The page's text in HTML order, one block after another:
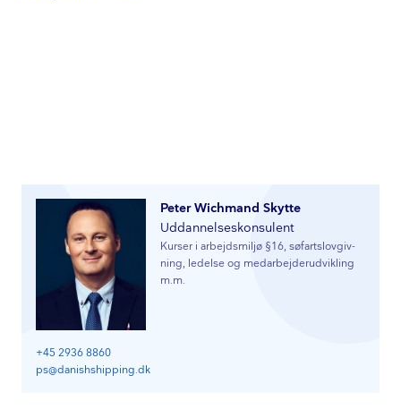
Peter Wichmand Skytte
Ud­dan­nel­ses­kon­su­lent
Kurser i arbejdsmiljø §16, sø­fart­s­lo­v­giv­
ning, ledelse og me­d­ar­bej­der­ud­vik­ling
m.m.
+45 2936 8860
ps@danishshipping.dk